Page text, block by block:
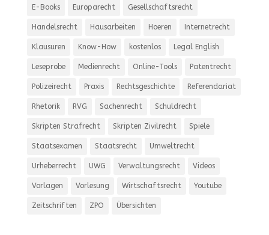
E-Books Europarecht Gesellschaftsrecht
Handelsrecht Hausarbeiten Hoeren Internetrecht
Klausuren Know-How kostenlos Legal English
Leseprobe Medienrecht Online-Tools Patentrecht
Polizeirecht Praxis Rechtsgeschichte Referendariat
Rhetorik RVG Sachenrecht Schuldrecht
Skripten Strafrecht Skripten Zivilrecht Spiele
Staatsexamen Staatsrecht Umweltrecht
Urheberrecht UWG Verwaltungsrecht Videos
Vorlagen Vorlesung Wirtschaftsrecht Youtube
Zeitschriften ZPO Übersichten